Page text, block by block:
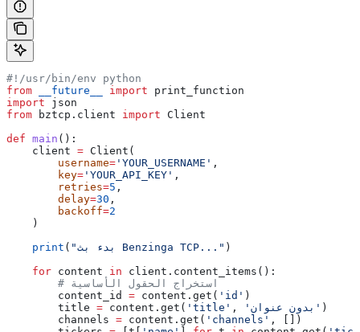
#!/usr/bin/env python
from __future__ import print_function
import json
from bztcp.client import Client
def main ():
    client
= Client(
        username
= 'YOUR_USERNAME' ,
        key
= 'YOUR_API_KEY' ,
        retries
=5 ,
        delay
=30 ,
        backoff
=2
    )
    print
( "بدء بث Benzinga TCP..." )
    for
content in client.content_items():
        # استخراج الحقول الأساسية
        content_id
= content.get( 'id' )
        title
= content.get( 'title' , 'بدون عنوان' )
        channels
= content.get( 'channels' , [])